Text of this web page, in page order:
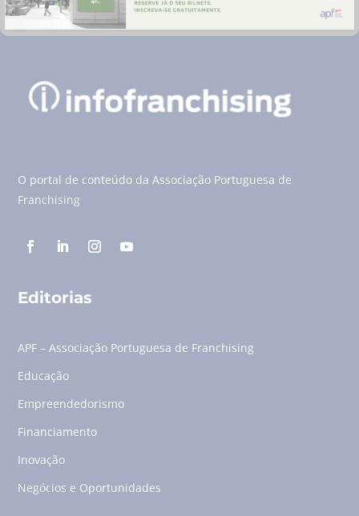
O portal de conteúdo da Associação Portuguesa de
Franchising
Editorias
APF – Associação Portuguesa de Franchising
Educação
Empreendedorismo
Financiamento
Inovação
Negócios e Oportunidades